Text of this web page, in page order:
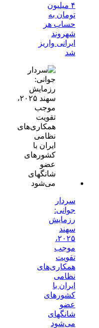
۴ میلیون
تومان به
حساب هر
شهروند
ایرانی واریز
شد
سردار
جوانی:
رزمایش
سهند
۲۰۲۵،
موجب
تقویت
همکاری‌های
نظامی
ایران با
کشور‌های
عضو
شانگهای
می‌شود